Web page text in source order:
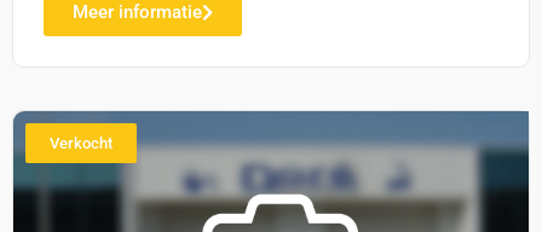
Meer informatie
Verkocht